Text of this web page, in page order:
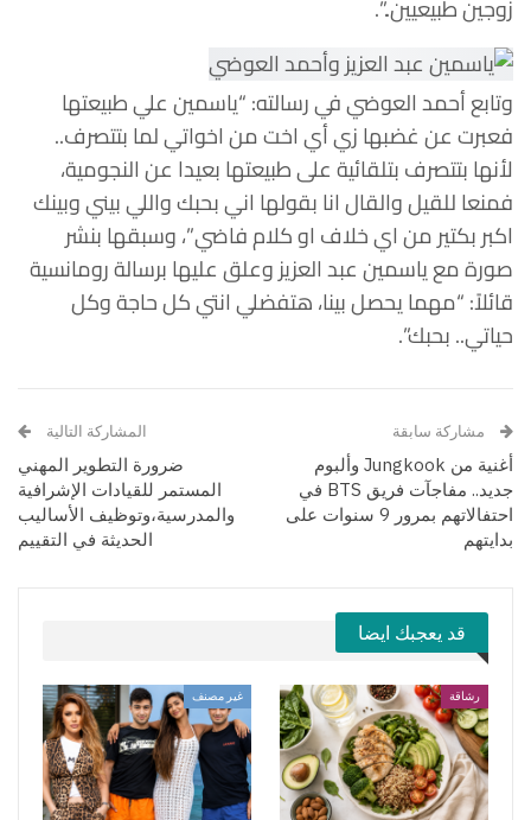
زوجين طبيعيين..”.
وتابع أحمد العوضي في رسالته: “ياسمين علي طبيعتها
فعبرت عن غضبها زي أي اخت من اخواتي لما بتتصرف..
لأنها بتتصرف بتلقائية على طبيعتها بعيدا عن النجومية،
فمنعا للقيل والقال انا بقولها اني بحبك واللي بيني وبينك
اكبر بكتير من اي خلاف او كلام فاضي”، وسبقها بنشر
صورة مع ياسمين عبد العزيز وعلق عليها برسالة رومانسية
قائلاً: “مهما يحصل بينا، هتفضلي انتي كل حاجة وكل
حياتي.. بحبك”.
مشاركة سابقة
أغنية من Jungkook وألبوم
جديد.. مفاجآت فريق BTS في
احتفالاتهم بمرور 9 سنوات على
بدايتهم
المشاركة التالية
ضرورة التطوير المهني
المستمر للقيادات الإشرافية
والمدرسية،وتوظيف الأساليب
الحديثة في التقييم
قد يعجبك ايضا
رشاقة غير مصنف